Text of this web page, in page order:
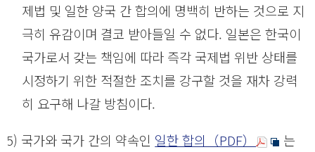
제법 및 일한 양국 간 합의에 명백히 반하는 것으로 지
극히 유감이며 결코 받아들일 수 없다. 일본은 한국이
국가로서 갖는 책임에 따라 즉각 국제법 위반 상태를
시정하기 위한 적절한 조치를 강구할 것을 재차 강력
히 요구해 나갈 방침이다.
(5) 국가와 국가 간의 약속인 일한 합의（PDF）
는